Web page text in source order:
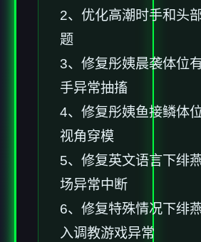
2、优化高潮时手和头
题
3、修复彤姨晨袭体位
手异常抽搐
4、修复彤姨鱼接鳞体
视角穿模
5、修复英文语言下绯
场异常中断
6、修复特殊情况下绯
入调教游戏异常